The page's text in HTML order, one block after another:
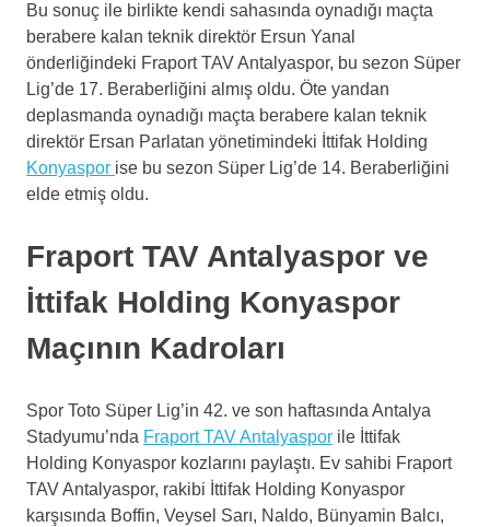
Bu sonuç ile birlikte kendi sahasında oynadığı maçta
berabere kalan teknik direktör Ersun Yanal
önderliğindeki Fraport TAV Antalyaspor, bu sezon Süper
Lig’de 17. Beraberliğini almış oldu. Öte yandan
deplasmanda oynadığı maçta berabere kalan teknik
direktör Ersan Parlatan yönetimindeki İttifak Holding
Konyaspor ise bu sezon Süper Lig’de 14. Beraberliğini
elde etmiş oldu.
Fraport TAV Antalyaspor ve
İttifak Holding Konyaspor
Maçının Kadroları
Spor Toto Süper Lig’in 42. ve son haftasında Antalya
Stadyumu’nda Fraport TAV Antalyaspor ile İttifak
Holding Konyaspor kozlarını paylaştı. Ev sahibi Fraport
TAV Antalyaspor, rakibi İttifak Holding Konyaspor
karşısında Boffin, Veysel Sarı, Naldo, Bünyamin Balcı,